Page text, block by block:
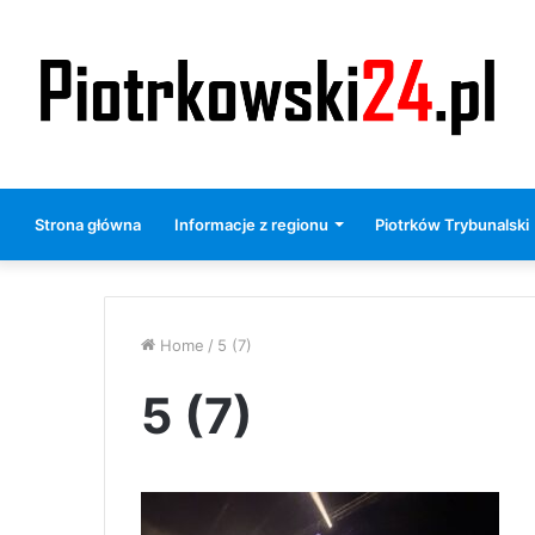
Strona główna Informacje z regionu Piotrków Trybunalski
Home / 5 (7)
5 (7)